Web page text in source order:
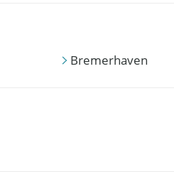
Bremerhaven